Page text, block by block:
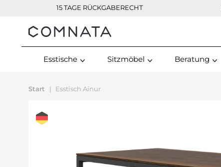
15 TAGE RÜCKGABERECHT
Kontakt
Esstische Sitzmöbel Beratung
Start Esstisch Ainur